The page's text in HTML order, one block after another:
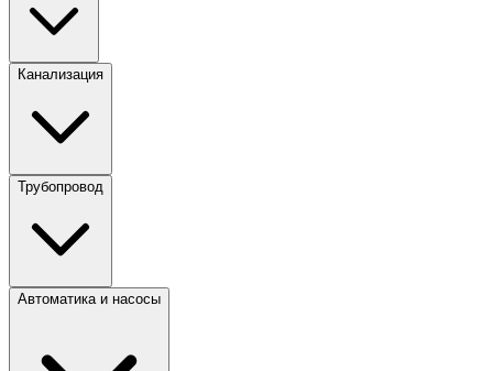
Канализация
Трубопровод
Автоматика и насосы